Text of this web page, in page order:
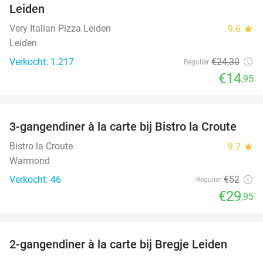
Leiden
Very Italian Pizza Leiden 9.6 star
Leiden
Verkocht: 1.217
Regulier €24,30
€14,95
42%
3-gangendiner à la carte bij Bistro la Croute
Bistro la Croute 9.7 star
Warmond
Verkocht: 46
Regulier €52
€29,95
2-gangendiner à la carte bij Bregje Leiden